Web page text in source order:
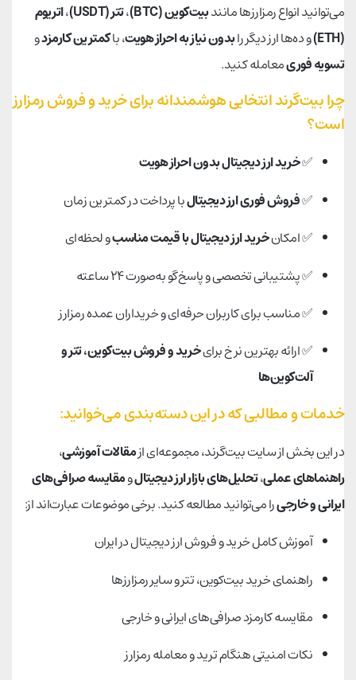
می‌توانید انواع رمزارزها مانندبیت‌کوین (BTC) ،تتر (USDT) ،اتریوم
(ETH)
و ده‌ها ارز دیگر رابدون نیاز به احراز هویت، باکمترین کارمزدو
تسویه فوریمعامله کنید.
چرا بیت‌گرند انتخابی هوشمندانه برای خرید و فروش رمزارز
است؟
✅خرید ارز دیجیتال بدون احراز هویت
✅فروش فوری ارز دیجیتالبا پرداخت در کمترین زمان
✅ امکانخرید ارز دیجیتال با قیمت مناسبو لحظه‌ای
✅ پشتیبانی تخصصی و پاسخ‌گو به‌صورت ۲۴ ساعته
✅ مناسب برای کاربران حرفه‌ای و خریداران عمده رمزارز
✅ ارائه بهترین نرخ برایخرید و فروش بیت‌کوین، تتر و
آلت‌کوین‌ها
خدمات و مطالبی که در این دسته‌بندی می‌خوانید:
در این بخش از سایت بیت‌گرند، مجموعه‌ای ازمقالات آموزشی،
راهنماهای عملی،تحلیل‌های بازار ارز دیجیتالومقایسه صرافی‌های
ایرانی و خارجیرا می‌توانید مطالعه کنید. برخی موضوعات عبارت‌اند از:
آموزش کامل خرید و فروش ارز دیجیتال در ایران
راهنمای خرید بیت‌کوین، تتر و سایر رمزارزها
مقایسه کارمزد صرافی‌های ایرانی و خارجی
نکات امنیتی هنگام ترید و معامله رمزارز